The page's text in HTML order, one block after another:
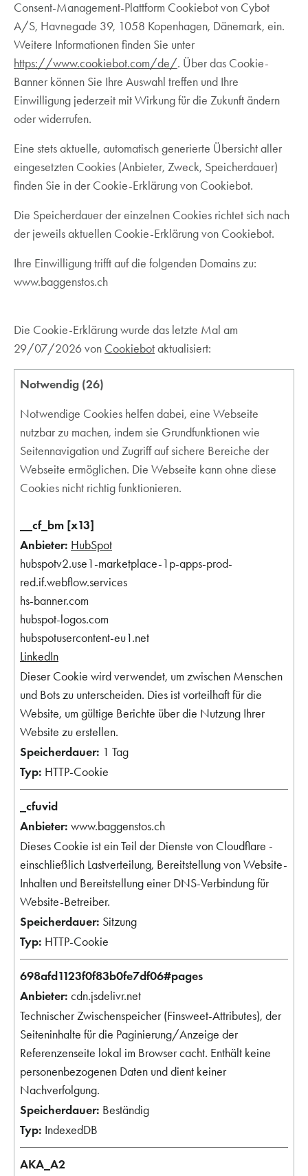
Consent-Management-Plattform Cookiebot von Cybot
A/S, Havnegade 39, 1058 Kopenhagen, Dänemark, ein.
Weitere Informationen finden Sie unter
https://www.cookiebot.com/de/. Über das Cookie-
Banner können Sie Ihre Auswahl treffen und Ihre
Einwilligung jederzeit mit Wirkung für die Zukunft ändern
oder widerrufen.
Eine stets aktuelle, automatisch generierte Übersicht aller
eingesetzten Cookies (Anbieter, Zweck, Speicherdauer)
finden Sie in der Cookie-Erklärung von Cookiebot.
Die Speicherdauer der einzelnen Cookies richtet sich nach
der jeweils aktuellen Cookie-Erklärung von Cookiebot.
Ihre Einwilligung trifft auf die folgenden Domains zu:
www.baggenstos.ch
Die Cookie-Erklärung wurde das letzte Mal am
29/07/2026 von Cookiebotaktualisiert:
Notwendig (26)
Notwendige Cookies helfen dabei, eine Webseite
nutzbar zu machen, indem sie Grundfunktionen wie
Seitennavigation und Zugriff auf sichere Bereiche der
Webseite ermöglichen. Die Webseite kann ohne diese
Cookies nicht richtig funktionieren.
__cf_bm [x13]
HubSpot
hubspotv2.use1-marketplace-1p-apps-prod-
red.if.webflow.services
hs-banner.com
hubspot-logos.com
hubspotusercontent-eu1.net
LinkedIn
Dieser Cookie wird verwendet, um zwischen Menschen
und Bots zu unterscheiden. Dies ist vorteilhaft für die
Website, um gültige Berichte über die Nutzung Ihrer
Website zu erstellen.
1 Tag
HTTP-Cookie
_cfuvid
www.baggenstos.ch
Dieses Cookie ist ein Teil der Dienste von Cloudflare -
einschließlich Lastverteilung, Bereitstellung von Website-
Inhalten und Bereitstellung einer DNS-Verbindung für
Website-Betreiber.
Sitzung
HTTP-Cookie
698afd1123f0f83b0fe7df06#pages
cdn.jsdelivr.net
Technischer Zwischenspeicher (Finsweet-Attributes), der
Seiteninhalte für die Paginierung/Anzeige der
Referenzenseite lokal im Browser cacht. Enthält keine
personenbezogenen Daten und dient keiner
Nachverfolgung.
Beständig
IndexedDB
AKA_A2